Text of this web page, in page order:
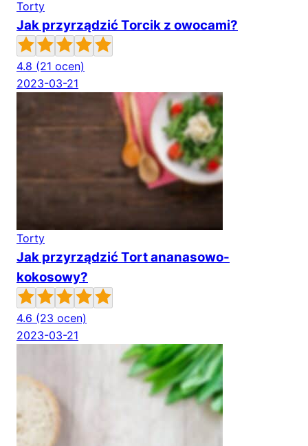
Torty
Jak przyrządzić Torcik z owocami?
4.8 (21 ocen)
2023-03-21
Torty
Jak przyrządzić Tort ananasowo-
kokosowy?
4.6 (23 ocen)
2023-03-21